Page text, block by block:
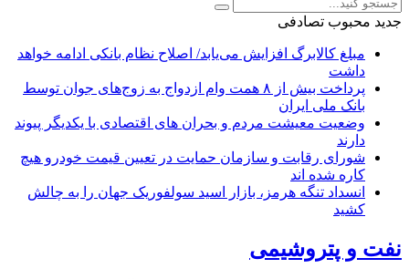
جدید محبوب تصادفی
مبلغ کالابرگ افزایش می‌یابد/ اصلاح نظام بانکی ادامه خواهد
داشت
پرداخت بیش از ۸ همت وام ازدواج به زوج‌های جوان توسط
بانک ملی ایران
وضعیت معیشت مردم و بحران های اقتصادی با یکدیگر پیوند
دارند
شورای رقابت و سازمان حمایت در تعیین قیمت خودرو هیچ
کاره شده اند
انسداد تنگه هرمز، بازار اسید سولفوریک جهان را به چالش
کشید
نفت و پتروشیمی